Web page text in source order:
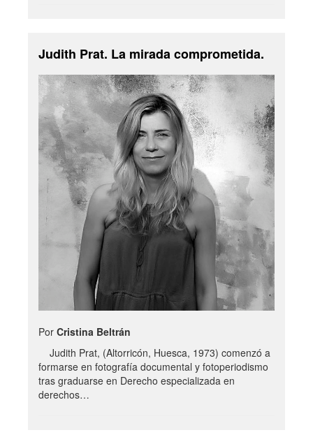
Judith Prat. La mirada comprometida.
Por Cristina Beltrán
Judith Prat, (Altorricón, Huesca, 1973) comenzó a
formarse en fotografía documental y fotoperiodismo
tras graduarse en Derecho especializada en
derechos…